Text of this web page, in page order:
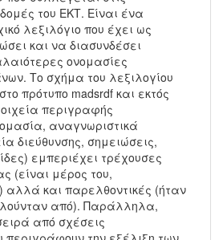
του ΕΚΤ. Είναι ένα
λεξιλόγιο που έχει ως
και να διασυνδέσει
ονομασίες
Το σχήμα του λεξιλογίου
πρότυπο madsrdf και εκτός
περιγραφής
αναγνωριστικά
διεύθυνσης, σημειώσεις,
εμπεριέχει τρέχουσες
(είναι μέρος του,
αλλά και παρελθοντικές (ήταν
από). Παράλληλα,
από σχέσεις